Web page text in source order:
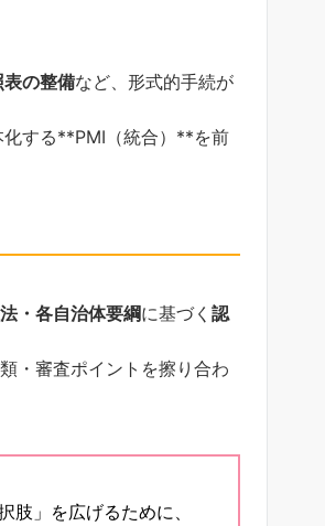
の整備など、形式的手続が
化する**PMI（統合）**を前
・各自治体要綱に基づく 認
・審査ポイントを擦り合わ
」を広げるために、